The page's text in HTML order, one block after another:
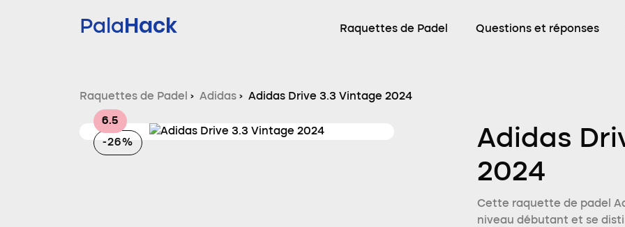
PalaHack Raquettes de Padel Questions et réponses
Raquettes de Padel › Adidas › Adidas Drive 3.3 Vintage 2024
-26%
6.5
Adidas
2024
Cette raquette de padel
niveau débutant et se